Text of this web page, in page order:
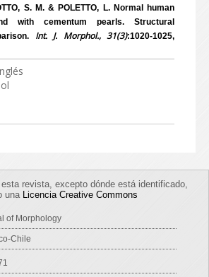
S. M. & POLETTO, L. Normal human
with cementum pearls. Structural
Int. J. Morphol., 31(3):1020-1025,
revista, excepto dónde está identificado,
una Licencia Creative Commons
of Morphology
Chile